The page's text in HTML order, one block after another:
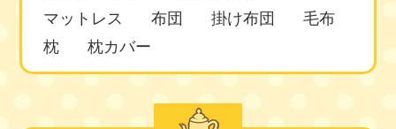
マットレス
布団 掛け布団
毛布
枕
枕カバー